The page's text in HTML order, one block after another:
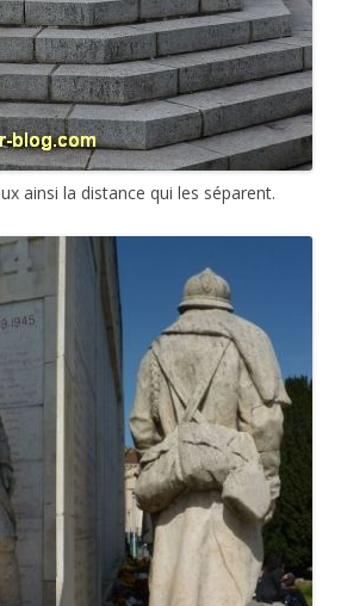
ainsi la distance qui les séparent.